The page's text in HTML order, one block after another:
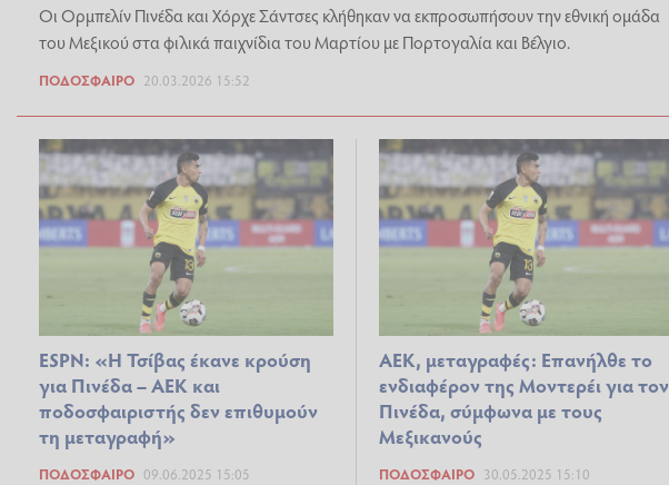
Οι Ορμπελίν Πινέδα και Χόρχε Σάντσες κλήθηκαν να εκπροσωπήσουν την εθνική ομάδα
του Μεξικού στα φιλικά παιχνίδια του Μαρτίου με Πορτογαλία και Βέλγιο.
ΠΟΔΌΣΦΑΙΡΟ 20.03.2026 15:52
ESPN: «H Τσίβας έκανε κρούση
για Πινέδα – ΑΕΚ και
ποδοσφαιριστής δεν επιθυμούν
τη μεταγραφή»
ΠΟΔΌΣΦΑΙΡΟ 09.06.2025 15:05
ΑΕΚ, μεταγραφές: Επανήλθε το
ενδιαφέρον της Μοντερέι για τον
Πινέδα, σύμφωνα με τους
Μεξικανούς
ΠΟΔΌΣΦΑΙΡΟ 30.05.2025 15:10